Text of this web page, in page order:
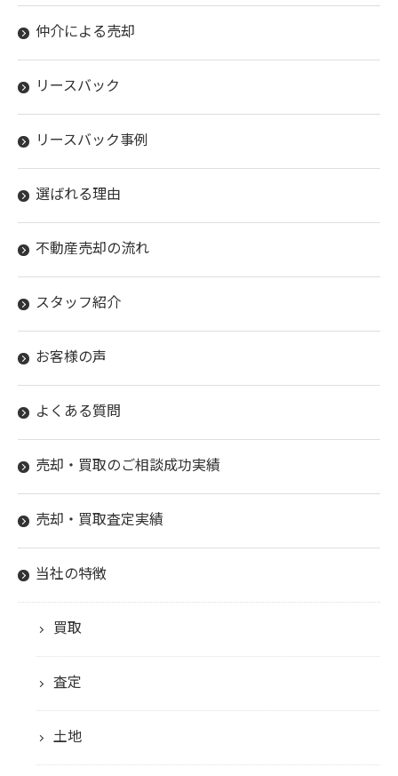
仲介による売却
リースバック
リースバック事例
選ばれる理由
不動産売却の流れ
スタッフ紹介
お客様の声
よくある質問
売却・買取のご相談成功実績
売却・買取査定実績
当社の特徴
買取
査定
土地